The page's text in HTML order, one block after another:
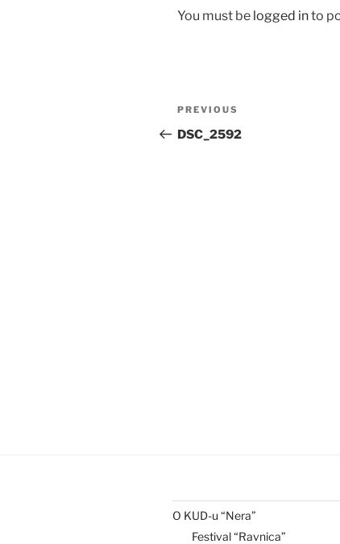
You must be logged into
Post
navigation
Previous
Post
PREVIOUS
DSC_2592
O KUD-u “Nera”
Festival “Ravnica”